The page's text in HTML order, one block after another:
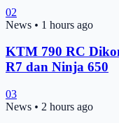
02
News • 1 hours ago
KTM 790 RC
R7 dan Ninja 650
03
News • 2 hours ago